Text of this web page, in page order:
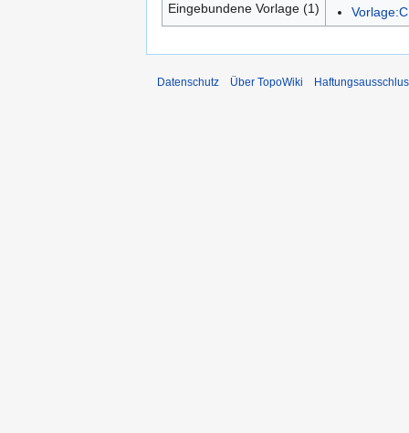
Eingebundene Vorlage (1) Vorlage:C
Datenschutz Über TopoWiki